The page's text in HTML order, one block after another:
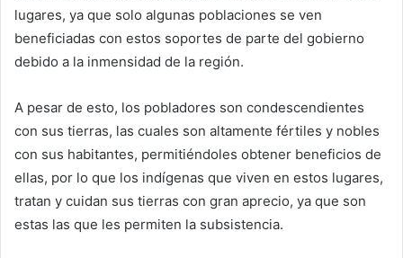
lugares, ya que solo algunas poblaciones se ven
beneficiadas con estos soportes de parte del gobierno
debido a la inmensidad de la región.
A pesar de esto, los pobladores son condescendientes
con sus tierras, las cuales son altamente fértiles y nobles
con sus habitantes, permitiéndoles obtener beneficios de
ellas, por lo que los indígenas que viven en estos lugares,
tratan y cuidan sus tierras con gran aprecio, ya que son
estas las que les permiten la subsistencia.